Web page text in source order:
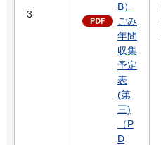
3
B）
ごみ
年間
収集
予定
表
(第
三)
（P
D